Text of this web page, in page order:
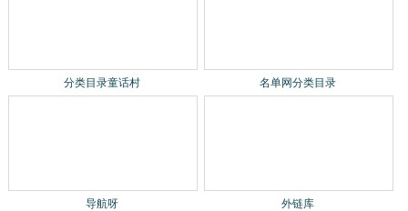
分类目录童话村 名单网分类目录
导航呀 外链库